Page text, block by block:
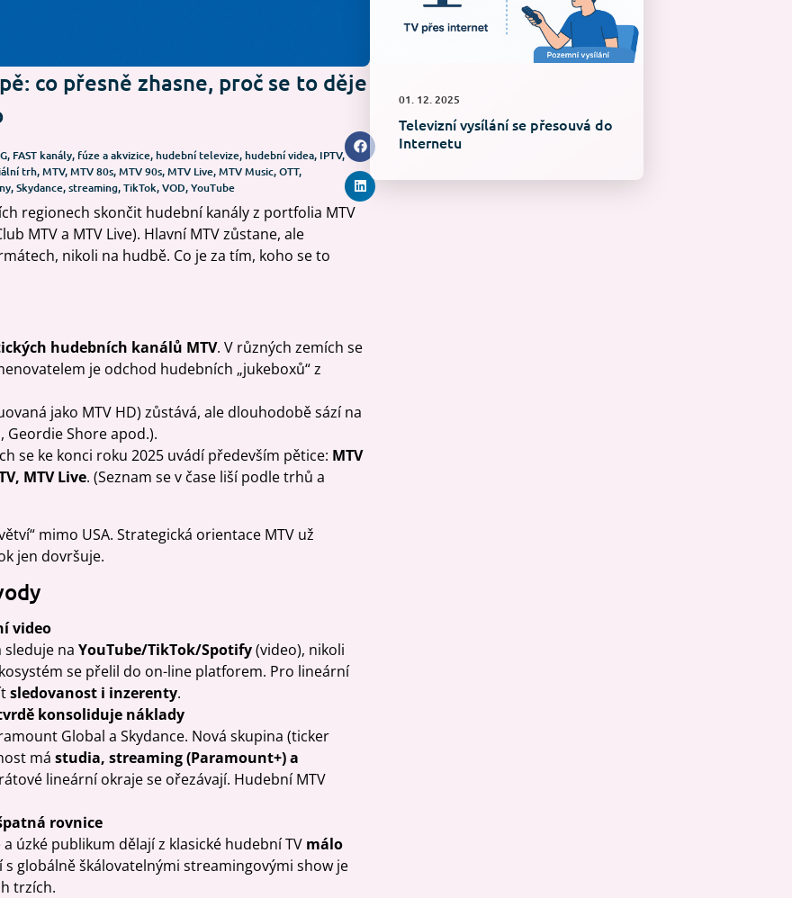
co přesně zhasne, proč se to děje
, FAST kanály, fúze a akvizice, hudební televize, hudební videa, IPTV,
trh,MTV,MTV 80s,MTV 90s,MTV Live,MTV Music,OTT,
,Skydance,streaming,TikTok,VOD,YouTube
regionech skončit hudební kanály z portfolia MTV
MTV a MTV Live). Hlavní MTV zůstane, ale
nikoli na hudbě. Co je za tím, koho se to
hudebních kanálů MTV. V různých zemích se
je odchod hudebních „jukeboxů“ z
jako MTV HD) zůstává, ale dlouhodobě sází na
Geordie Shore apod.).
se ke konci roku 2025 uvádí především pětice: MTV
MTV Live. (Seznam se v čase liší podle trhů a
mimo USA. Strategická orientace MTV už
jen dovršuje.
video
na YouTube/TikTok/Spotify(video), nikoli
se přelil do on-line platforem. Pro lineární
sledovanost i inzerenty.
konsoliduje náklady
Global a Skydance. Nová skupina (ticker
má studia, streaming (Paramount+) a
lineární okraje se ořezávají. Hudební MTV
rovnice
úzké publikum dělají z klasické hudební TV málo
s globálně škálovatelnými streamingovými show je
trzích.
01. 12. 2025
Televizní vysílání se přesouvá do
Internetu